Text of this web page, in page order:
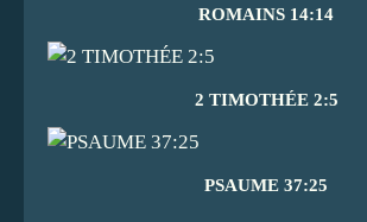
ROMAINS 14:14
2 TIMOTHÉE 2:5
PSAUME 37:25